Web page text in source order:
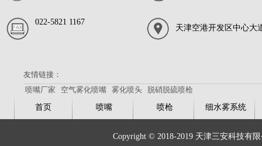
022-5821 1167
天津空港开发区中心大
友情链接：
喷嘴厂家
空气雾化喷嘴 雾化喷头
脱硝脱硫喷枪
首页
喷嘴 喷枪 细水雾系统
Copyright © 2018-2019 天津三安科技有